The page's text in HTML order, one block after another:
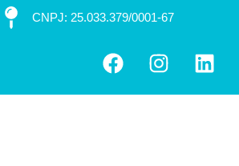
CNPJ: 25.033.379/0001-67